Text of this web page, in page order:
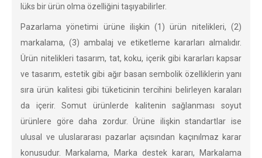
lüks bir ürün olma özelliğini taşıyabilirler.
Pazarlama yönetimi ürüne ilişkin (1) ürün nitelikleri, (2)
markalama, (3) ambalaj ve etiketleme kararları almalıdır.
Ürün nitelikleri tasarım, tat, koku, içerik gibi kararları kapsar
ve tasarım, estetik gibi ağır basan sembolik özelliklerin yanı
sıra ürün kalitesi gibi tüketicinin tercihini belirleyen karaları
da içerir. Somut ürünlerde kalitenin sağlanması soyut
ürünlere göre daha zordur. Ürüne ilişkin standartlar ise
ulusal ve uluslararası pazarlar açısından kaçınılmaz karar
konusudur. Markalama, Marka destek kararı, Markalama